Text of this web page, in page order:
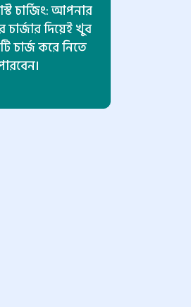
চার্জিং: আপনার
চার্জার দিয়েই খুব
চার্জ করে নিতে